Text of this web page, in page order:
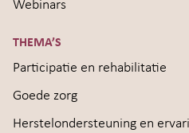
Webinars
THEMA’S
Participatie en rehabilitatie
Goede zorg
Herstelondersteuning en